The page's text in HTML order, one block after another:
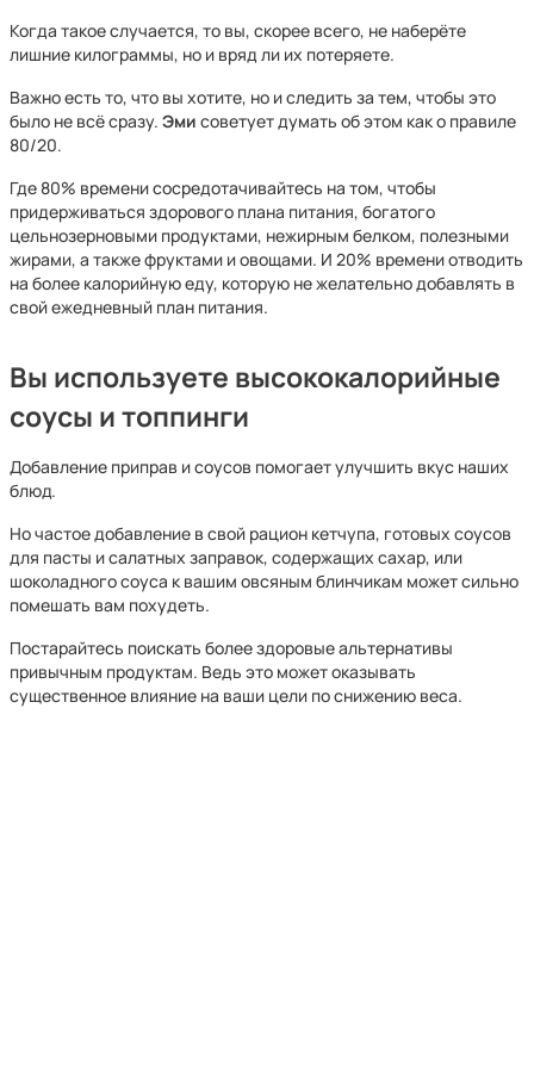
Когда такое случается, то вы, скорее всего, не наберёте
лишние килограммы, но и вряд ли их потеряете.
Важно есть то, что вы хотите, но и следить за тем, чтобы это
было не всё сразу. Эми советует думать об этом как о правиле
80/20.
Где 80% времени сосредотачивайтесь на том, чтобы
придерживаться здорового плана питания, богатого
цельнозерновыми продуктами, нежирным белком, полезными
жирами, а также фруктами и овощами. И 20% времени отводить
на более калорийную еду, которую не желательно добавлять в
свой ежедневный план питания.
Вы используете высококалорийные
соусы и топпинги
Добавление приправ и соусов помогает улучшить вкус наших
блюд.
Но частое добавление в свой рацион кетчупа, готовых соусов
для пасты и салатных заправок, содержащих сахар, или
шоколадного соуса к вашим овсяным блинчикам может сильно
помешать вам похудеть.
Постарайтесь поискать более здоровые альтернативы
привычным продуктам. Ведь это может оказывать
существенное влияние на ваши цели по снижению веса.